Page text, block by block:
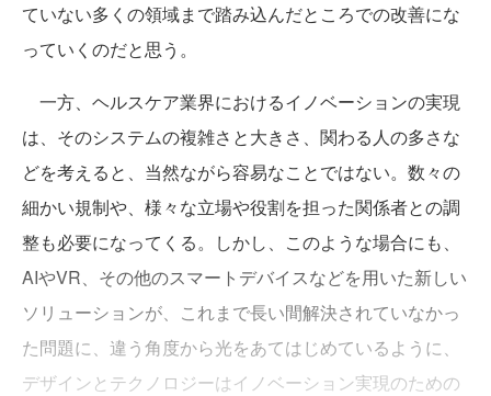
ていない多くの領域まで踏み込んだところでの改善にな
っていくのだと思う。
一方、ヘルスケア業界におけるイノベーションの実現
は、そのシステムの複雑さと大きさ、関わる人の多さな
どを考えると、当然ながら容易なことではない。数々の
細かい規制や、様々な立場や役割を担った関係者との調
整も必要になってくる。しかし、このような場合にも、
AIやVR、その他のスマートデバイスなどを用いた新しい
ソリューションが、これまで長い間解決されていなかっ
た問題に、違う角度から光をあてはじめているように、
デザインとテクノロジーはイノベーション実現のための